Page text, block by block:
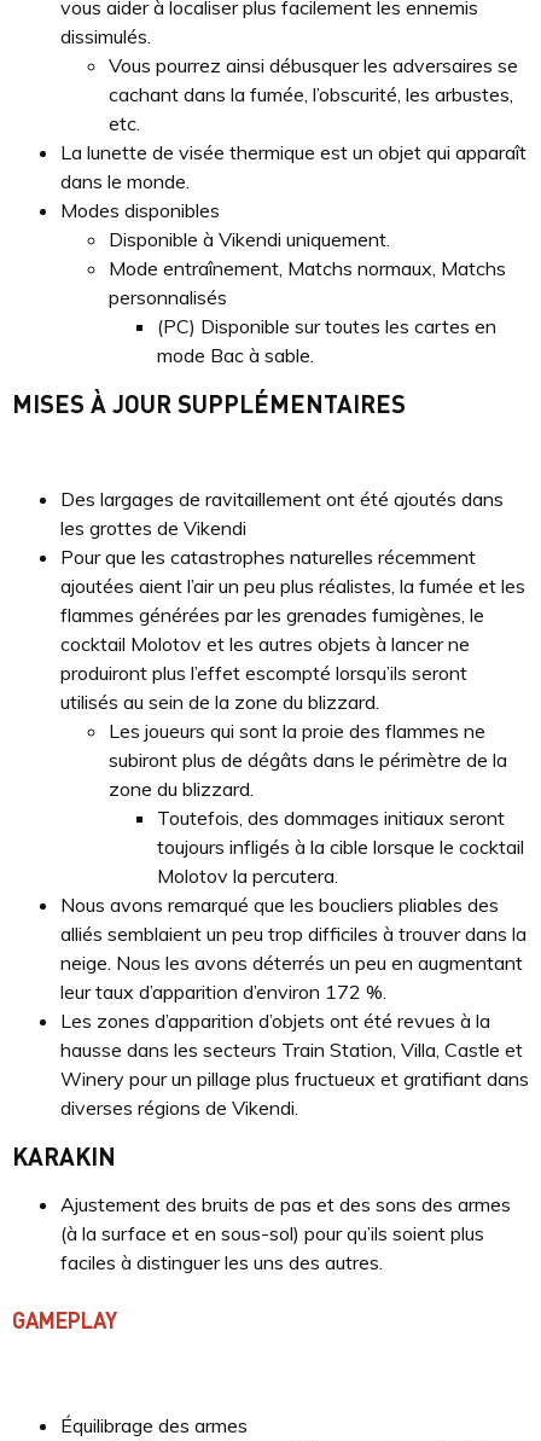
vous aider à localiser plus facilement les ennemis
dissimulés.
Vous pourrez ainsi débusquer les adversaires se
cachant dans la fumée, l’obscurité, les arbustes,
etc.
La lunette de visée thermique est un objet qui apparaît
dans le monde.
Modes disponibles
Disponible à Vikendi uniquement.
Mode entraînement, Matchs normaux, Matchs
personnalisés
(PC) Disponible sur toutes les cartes en
mode Bac à sable.
MISES À JOUR SUPPLÉMENTAIRES
Des largages de ravitaillement ont été ajoutés dans
les grottes de Vikendi
Pour que les catastrophes naturelles récemment
ajoutées aient l’air un peu plus réalistes, la fumée et les
flammes générées par les grenades fumigènes, le
cocktail Molotov et les autres objets à lancer ne
produiront plus l’effet escompté lorsqu’ils seront
utilisés au sein de la zone du blizzard.
Les joueurs qui sont la proie des flammes ne
subiront plus de dégâts dans le périmètre de la
zone du blizzard.
Toutefois, des dommages initiaux seront
toujours infligés à la cible lorsque le cocktail
Molotov la percutera.
Nous avons remarqué que les boucliers pliables des
alliés semblaient un peu trop difficiles à trouver dans la
neige. Nous les avons déterrés un peu en augmentant
leur taux d’apparition d’environ 172 %.
Les zones d’apparition d’objets ont été revues à la
hausse dans les secteurs Train Station, Villa, Castle et
Winery pour un pillage plus fructueux et gratifiant dans
diverses régions de Vikendi.
KARAKIN
Ajustement des bruits de pas et des sons des armes
(à la surface et en sous-sol) pour qu’ils soient plus
faciles à distinguer les uns des autres.
GAMEPLAY
Équilibrage des armes